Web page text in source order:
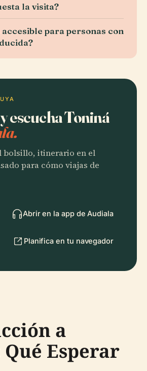
la visita?
accesible para personas con
escucha Toniná
bolsillo, itinerario en el
para cómo viajas de
Abrir en la app de Audiala
Planifica en tu navegador
a
Esperar